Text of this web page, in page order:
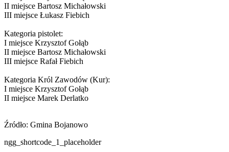
II miejsce Bartosz Michałowski
III miejsce Łukasz Fiebich
Kategoria pistolet:
I miejsce Krzysztof Gołąb
II miejsce Bartosz Michałowski
III miejsce Rafał Fiebich
Kategoria Król Zawodów (Kur):
I miejsce Krzysztof Gołąb
II miejsce Marek Derlatko
Źródło: Gmina Bojanowo
ngg_shortcode_1_placeholder